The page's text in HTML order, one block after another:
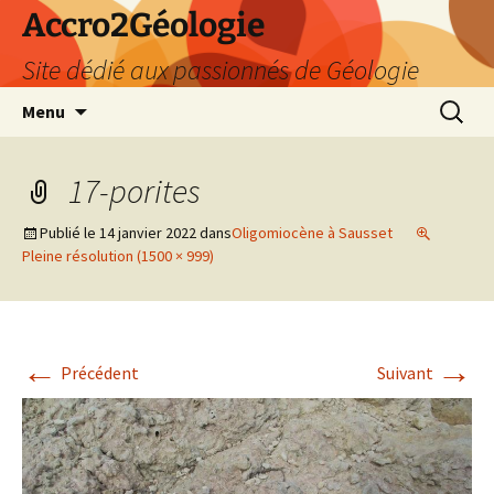
Accro2Géologie
Site dédié aux passionnés de Géologie
Menu
17-porites
Publié le 14 janvier 2022dansOligomiocène à Sausset
Pleine résolution (1500 × 999)
← Précédent Suivant →